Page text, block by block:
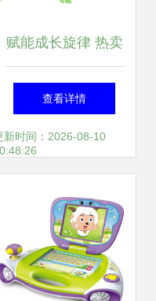
赋能成长旋律 热卖
多功能讲故事电子
琴音乐发光手拍鼓
查看详情
新时间：2026-08-10